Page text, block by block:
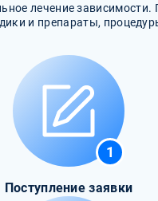
лечение зависимости.
и препараты,
1
Поступление заявки